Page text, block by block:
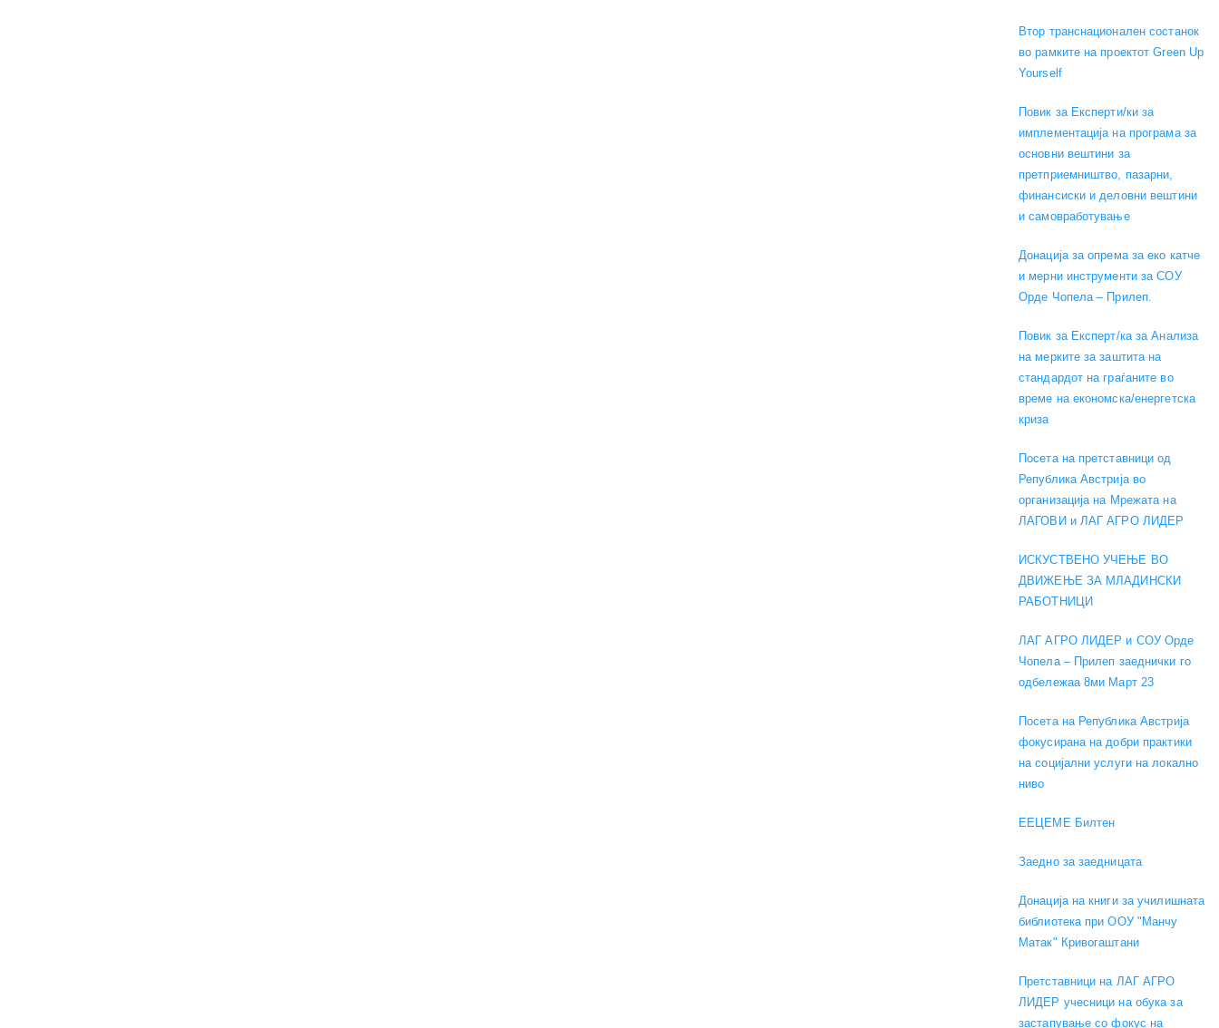
Втор транснационален состанок
во рамките на проектот Green Up
Yourself
Повик за Експерти/ки за
имплементација на програма за
основни вештини за
претприемништво, пазарни,
финансиски и деловни вештини
и самовработување
Донација за опрема за еко катче
и мерни инструменти за СОУ
Орде Чопела – Прилеп.
Повик за Експерт/ка за Анализа
на мерките за заштита на
стандардот на граѓаните во
време на економска/енергетска
криза
Посета на претставници од
Република Австрија во
организација на Мрежата на
ЛАГОВИ и ЛАГ АГРО ЛИДЕР
ИСКУСТВЕНО УЧЕЊЕ ВО
ДВИЖЕЊЕ ЗА МЛАДИНСКИ
РАБОТНИЦИ
ЛАГ АГРО ЛИДЕР и СОУ Орде
Чопела – Прилеп заеднички го
одбележаа 8ми Март 23
Посета на Република Австрија
фокусирана на добри практики
на социјални услуги на локално
ниво
EEЦЕМЕ Билтен
Заедно за заедницата
Донација на книги за училишната
библиотека при ООУ "Манчу
Матак" Кривогаштани
Претставници на ЛАГ АГРО
ЛИДЕР учесници на обука за
застапување со фокус на